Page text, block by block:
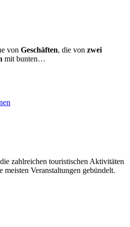
von Geschäften, die von zwei
mit bunten…
zahlreichen touristischen Aktivitäten
Veranstaltungen gebündelt.